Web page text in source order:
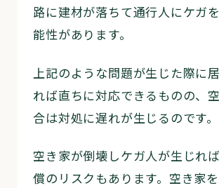
路に建材が落ちて通行人にケガ
能性があります。
上記のような問題が生じた際に
れば直ちに対応できるものの、
合は対処に遅れが生じるのです。
空き家が倒壊しケガ人が生じれ
償のリスクもあります。空き家